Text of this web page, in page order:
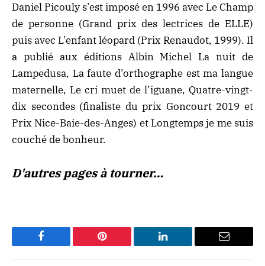
Daniel Picouly s’est imposé en 1996 avec Le Champ
de personne (Grand prix des lectrices de ELLE)
puis avec L’enfant léopard (Prix Renaudot, 1999). Il
a publié aux éditions Albin Michel La nuit de
Lampedusa, La faute d’orthographe est ma langue
maternelle, Le cri muet de l’iguane, Quatre-vingt-
dix secondes (finaliste du prix Goncourt 2019 et
Prix Nice-Baie-des-Anges) et Longtemps je me suis
couché de bonheur.
D'autres pages à tourner…
Facebook Pinterest LinkedIn Email